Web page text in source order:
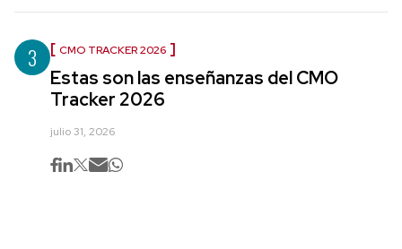
3 CMO TRACKER 2026
Estas son las enseñanzas del CMO
Tracker 2026
julio 31, 2026